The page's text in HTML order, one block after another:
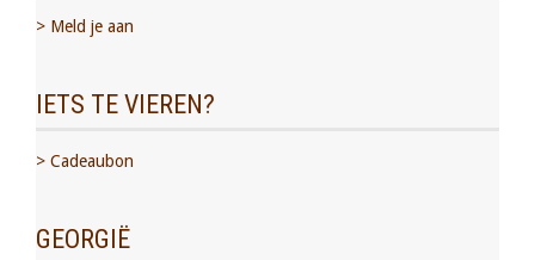
> Meld je aan
IETS TE VIEREN?
> Cadeaubon
GEORGIË